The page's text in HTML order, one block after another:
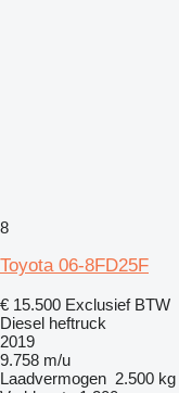
8
Toyota 06-8FD25F
€ 15.500 Exclusief BTW
Diesel heftruck
2019
9.758 m/u
Laadvermogen 2.500 kg